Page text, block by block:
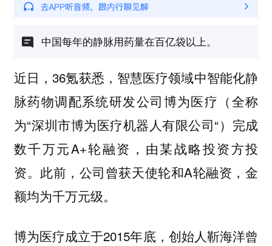
中国每年的静脉用药量在百亿袋以上。
近日，36氪获悉，智慧医疗领域中智能化静
脉药物调配系统研发公司博为医疗（全称
为“深圳市博为医疗机器人有限公司“）完成
数千万元A+轮融资，由某战略投资方投
资。此前，公司曾获天使轮和A轮融资，金
额均为千万元级。
博为医疗成立于2015年底，创始人靳海洋曾